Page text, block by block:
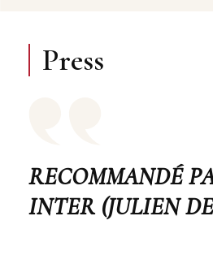
Press
RECOMMANDÉ
INTER (JULIEN